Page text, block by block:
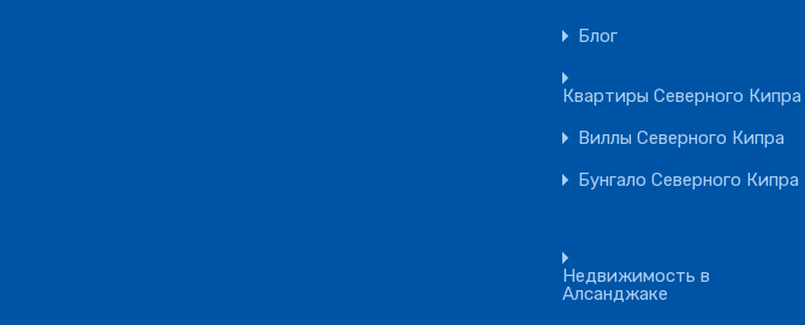
Блог
Квартиры Северного Кипра
Виллы Северного Кипра
Бунгало Северного Кипра
Недвижимость в
Алсанджаке